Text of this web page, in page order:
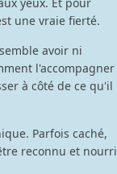
une vraie fierté.
avoir ni
l'accompagner
à côté de ce qu'il
Parfois caché,
reconnu et nourri